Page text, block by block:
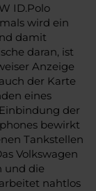
ID.Polo
wird ein
damit
daran, ist
Anzeige
der Karte
eines
der
bewirkt
Tankstellen
Volkswagen
und die
nahtlos